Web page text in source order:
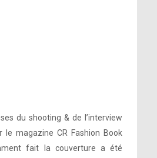
du shooting & de l’interview
le magazine CR Fashion Book
fait la couverture a été